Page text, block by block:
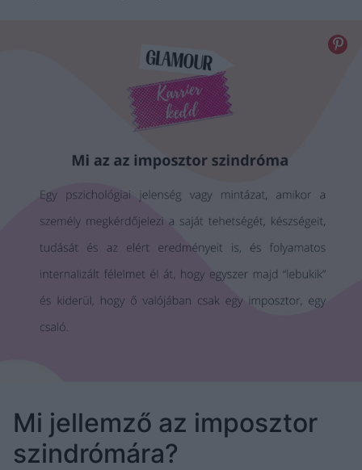
Mi jellemző az imposztor
szindrómára?